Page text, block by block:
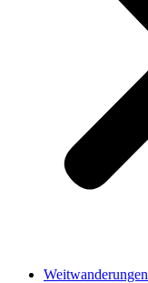
Weitwanderungen